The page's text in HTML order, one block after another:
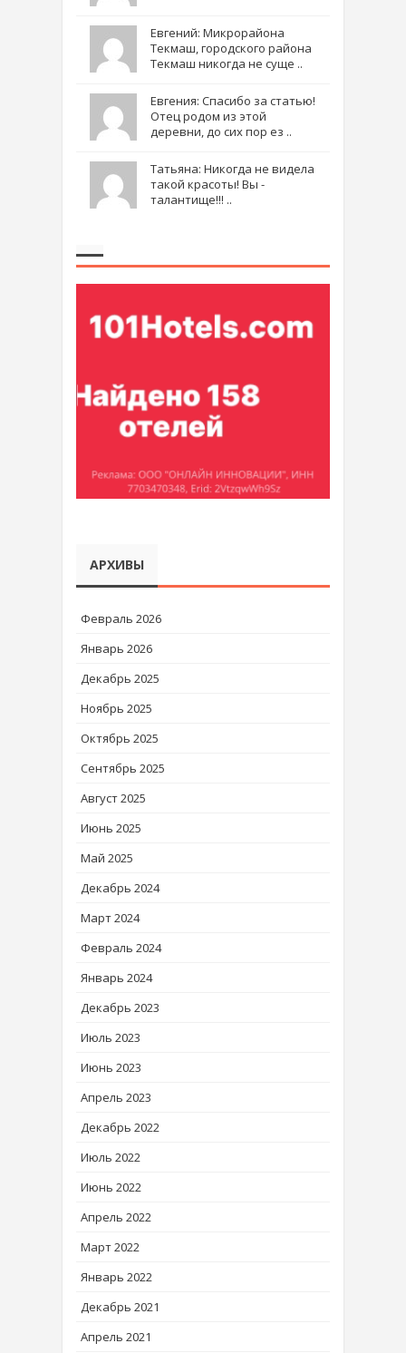
Евгений: Микрорайона
Текмаш, городского района
Текмаш никогда не суще ..
Евгения: Спасибо за статью!
Отец родом из этой
деревни, до сих пор ез ..
Татьяна: Никогда не видела
такой красоты! Вы -
талантище!!! ..
АРХИВЫ
Февраль 2026
Январь 2026
Декабрь 2025
Ноябрь 2025
Октябрь 2025
Сентябрь 2025
Август 2025
Июнь 2025
Май 2025
Декабрь 2024
Март 2024
Февраль 2024
Январь 2024
Декабрь 2023
Июль 2023
Июнь 2023
Апрель 2023
Декабрь 2022
Июль 2022
Июнь 2022
Апрель 2022
Март 2022
Январь 2022
Декабрь 2021
Апрель 2021